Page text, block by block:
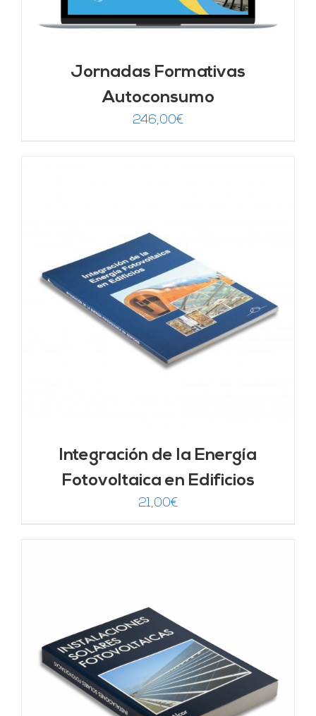
Jornadas Formativas
Autoconsumo
246,00€
Integración de la Energía
Fotovoltaica en Edificios
21,00€